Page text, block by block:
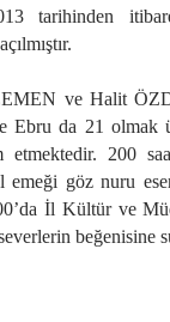
tarihinden
ve Halit
Ebru da 21 olmak
200
göz nuru
İl Kültür ve
beğenisine